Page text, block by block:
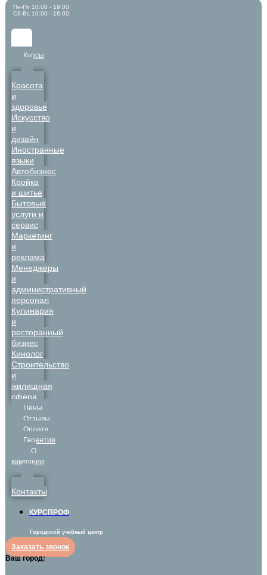
Пн-Пт 10:00 - 19:00
Сб-Вс 10:00 - 16:00
Курсы
Красота
и
здоровье
Искусство
и
дизайн
Иностранные
языки
Автобизнес
Кройка
и шитье
Бытовые
услуги и
сервис
Маркетинг
и
реклама
Менеджеры
и
административный
персонал
Кулинария
и
ресторанный
бизнес
Кинолог
Строительство
и
жилищная
сфера
Цены
Отзывы
Оплата
Гарантия
О
компании
Контакты
КУРСПРОФ
Городской учебный центр
Заказать звонок
Ваш город: